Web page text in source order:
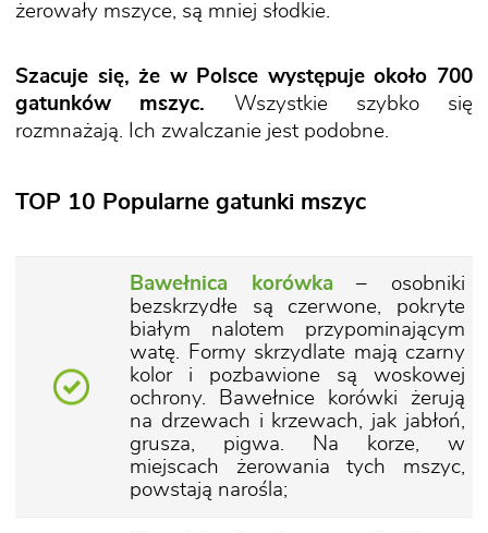
żerowały mszyce, są mniej słodkie.
Szacuje się, że w Polsce występuje około 700
gatunków mszyc. Wszystkie szybko się
rozmnażają. Ich zwalczanie jest podobne.
TOP 10 Popularne gatunki mszyc
Bawełnica korówka – osobniki
bezskrzydłe są czerwone, pokryte
białym nalotem przypominającym
watę. Formy skrzydlate mają czarny
kolor i pozbawione są woskowej
ochrony. Bawełnice korówki żerują
na drzewach i krzewach, jak jabłoń,
grusza, pigwa. Na korze, w
miejscach żerowania tych mszyc,
powstają narośla;